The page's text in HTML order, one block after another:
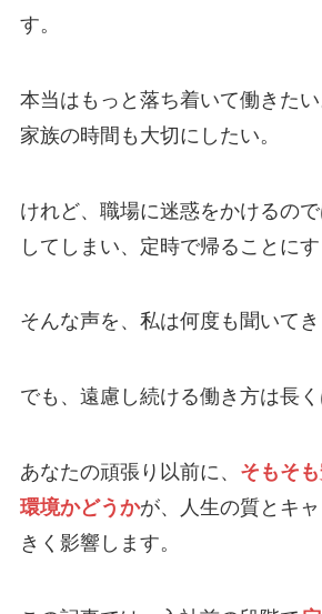
す。
本当はもっと落ち着いて働きたい
家族の時間も大切にしたい。
けれど、職場に迷惑をかけるの
してしまい、定時で帰ることにす
そんな声を、私は何度も聞いてき
でも、遠慮し続ける働き方は長く
あなたの頑張り以前に、 そもそ
環境かどうかが、人生の質とキ
きく影響します。